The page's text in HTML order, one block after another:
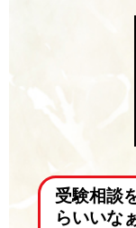
受験相談
らいいな